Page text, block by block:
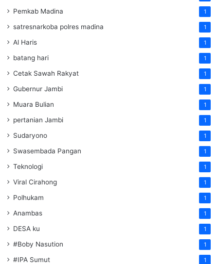
Pemkab Madina 1
satresnarkoba polres madina 1
Al Haris 1
batang hari 1
Cetak Sawah Rakyat 1
Gubernur Jambi 1
Muara Bulian 1
pertanian Jambi 1
Sudaryono 1
Swasembada Pangan 1
Teknologi 1
Viral Cirahong 1
Polhukam 1
Anambas 1
DESA ku 1
#Boby Nasution 1
#IPA Sumut 1